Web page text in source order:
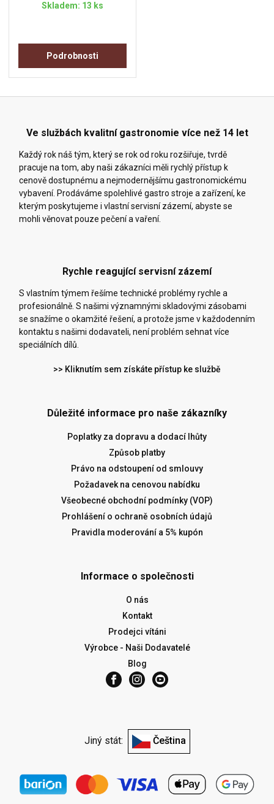
Skladem: 13 ks
Podrobnosti
Ve službách kvalitní gastronomie více než 14 let
Každý rok náš tým, který se rok od roku rozšiřuje, tvrdě
pracuje na tom, aby naši zákazníci měli rychlý přístup k
cenově dostupnému a nejmodernějšímu gastronomickému
vybavení. Prodáváme spolehlivé gastro stroje a zařízení, ke
kterým poskytujeme i vlastní servisní zázemí, abyste se
mohli věnovat pouze pečení a vaření.
Rychle reagující servisní zázemí
S vlastním týmem řešíme technické problémy rychle a
profesionálně. S našimi významnými skladovými zásobami
se snažíme o okamžité řešení, a protože jsme v každodenním
kontaktu s našimi dodavateli, není problém sehnat více
speciálních dílů.
>> Kliknutím sem získáte přístup ke službě
Důležité informace pro naše zákazníky
Poplatky za dopravu a dodací lhůty
Způsob platby
Právo na odstoupení od smlouvy
Požadavek na cenovou nabídku
Všeobecné obchodní podmínky (VOP)
Prohlášení o ochraně osobních údajů
Pravidla moderování a 5% kupón
Informace o společnosti
O nás
Kontakt
Prodejci vítáni
Výrobce - Naši Dodavatelé
Blog
Jiný stát: Čeština